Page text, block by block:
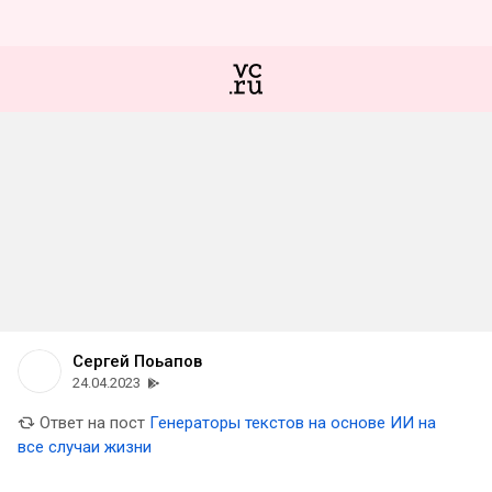
Сергей Поьапов
24.04.2023
Ответ на пост Генераторы текстов на основе ИИ на
все случаи жизни